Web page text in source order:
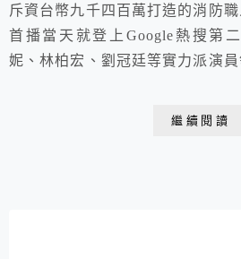
斥資台幣九千四百萬打造的消防
首播當天就登上Google熱搜第
妮、林柏宏、劉冠廷等實力派演
繼續閱讀